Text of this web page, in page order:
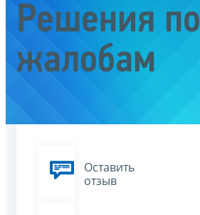
Решения по
жалобам
Оставить
отзыв